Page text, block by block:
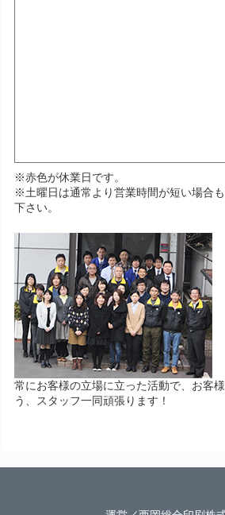
※赤色が休業日です。
※土曜日は通常より営業時間が短い場合
下さい。
常にお客様の立場に立った活動で、お客
う、スタッフ一同頑張ります！